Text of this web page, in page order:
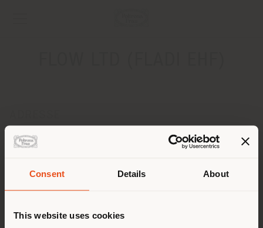
Consent Details About
This website uses cookies
SKEIFAN 8
REYKJAVIK 108
KONTAKTE
Telefon 003545880640